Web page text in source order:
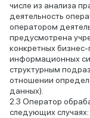
числе из анализа
деятельность
оператором
предусмотрена
конкретных
информационных
структурным
отношении
данных).
Оператор
следующих случаях: